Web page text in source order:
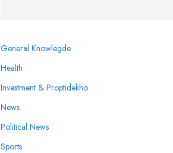
General Knowlegde
Health
Investment & Proptidekho
News
Political News
Sports